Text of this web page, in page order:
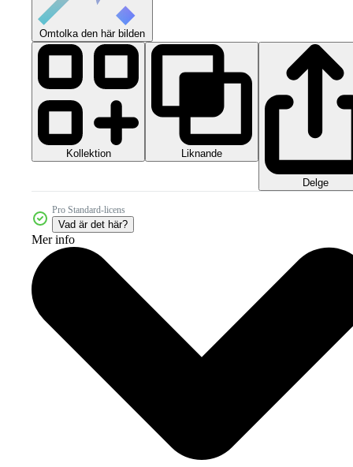
Omtolka den här bilden
Kollektion Liknande
Delge
Pro Standard-licens
Vad är det här?
Mer info